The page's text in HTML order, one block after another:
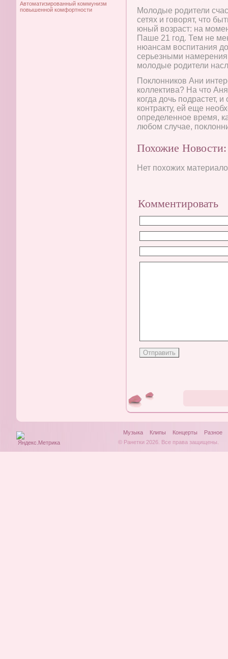
Автоматизированный коммунизм
повышенной комфортности
Молодые родители
сетях и говорят, что
юный возраст: на
Паше 21 год. Тем не
нюансам воспитания
серьезными
молодые родители
Поклонников Ани
коллектива? На что
когда дочь подрастет,
контракту, ей еще
определенное время,
любом случае,
Похожие Новости:
Нет похожих
Комментировать
Музыка Клипы Концерты
Разное
© Ранетки 2026. Все права защищены.